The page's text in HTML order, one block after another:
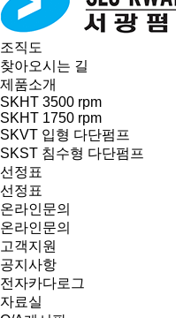
조직도
찾아오시는 길
제품소개
SKHT 3500 rpm
SKHT 1750 rpm
SKVT 입형 다단펌프
SKST 침수형 다단펌프
선정표
선정표
온라인문의
온라인문의
고객지원
공지사항
전자카다로그
자료실